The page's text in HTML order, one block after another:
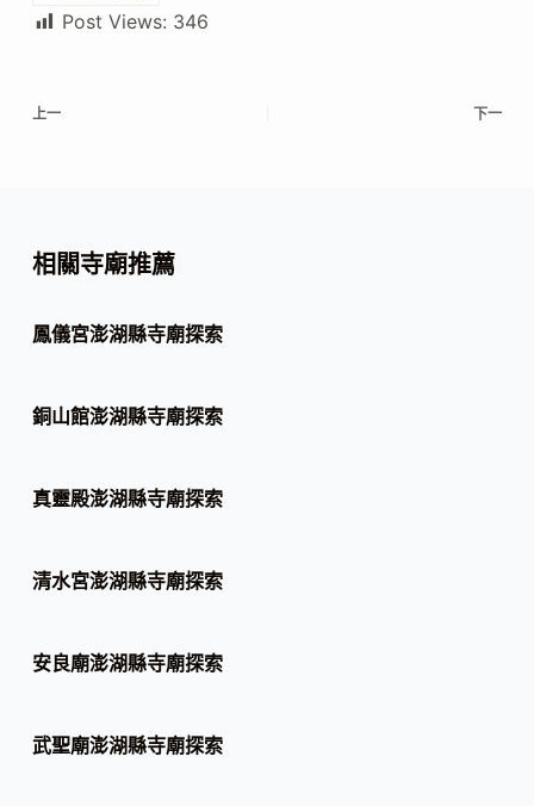
Post Views: 346
上一 下一
相關寺廟推薦
鳳儀宮澎湖縣寺廟探索
銅山館澎湖縣寺廟探索
真靈殿澎湖縣寺廟探索
清水宮澎湖縣寺廟探索
安良廟澎湖縣寺廟探索
武聖廟澎湖縣寺廟探索